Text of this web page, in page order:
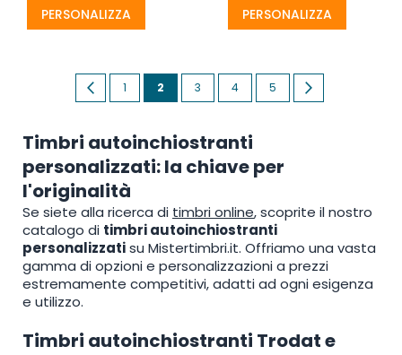
PERSONALIZZA PERSONALIZZA
Pagina
Pagina
Precedente
Pagina
1
Attualmente
leggendo
la
2 Pagina
3 Pagina
4 Pagina
5
Timbri autoinchiostranti
personalizzati: la chiave per
l'originalità
Se siete alla ricerca di timbri online, scoprite il nostro
catalogo di timbri autoinchiostranti
personalizzatisu Mistertimbri.it. Offriamo una vasta
gamma di opzioni e personalizzazioni a prezzi
estremamente competitivi, adatti ad ogni esigenza
e utilizzo.
Timbri autoinchiostranti Trodat e